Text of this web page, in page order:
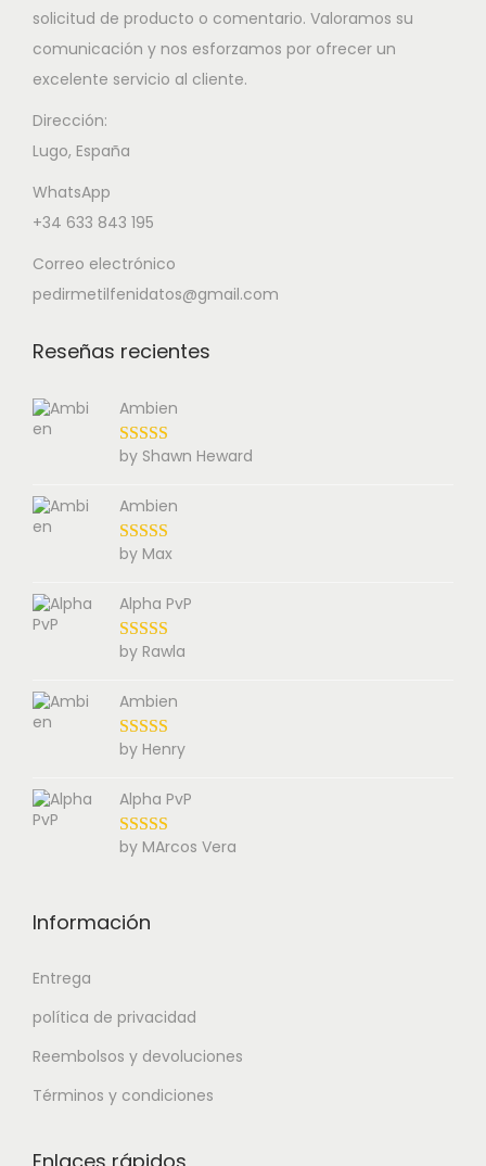
solicitud de producto o comentario. Valoramos su
comunicación y nos esforzamos por ofrecer un
excelente servicio al cliente.
Dirección:
Lugo, España
WhatsApp
+34 633 843 195
Correo electrónico
pedirmetilfenidatos@gmail.com
Reseñas recientes
Ambien
by Shawn Heward
Ambien
by Max
Alpha PvP
by Rawla
Ambien
by Henry
Alpha PvP
by MArcos Vera
Información
Entrega
política de privacidad
Reembolsos y devoluciones
Términos y condiciones